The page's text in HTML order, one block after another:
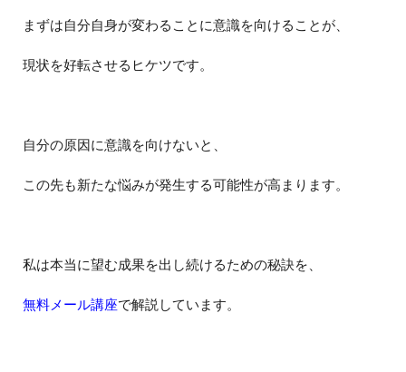
まずは自分自身が変わることに意識を向けることが、
現状を好転させるヒケツです。
自分の原因に意識を向けないと、
この先も新たな悩みが発生する可能性が高まります。
私は本当に望む成果を出し続けるための秘訣を、
無料メール講座で解説しています。